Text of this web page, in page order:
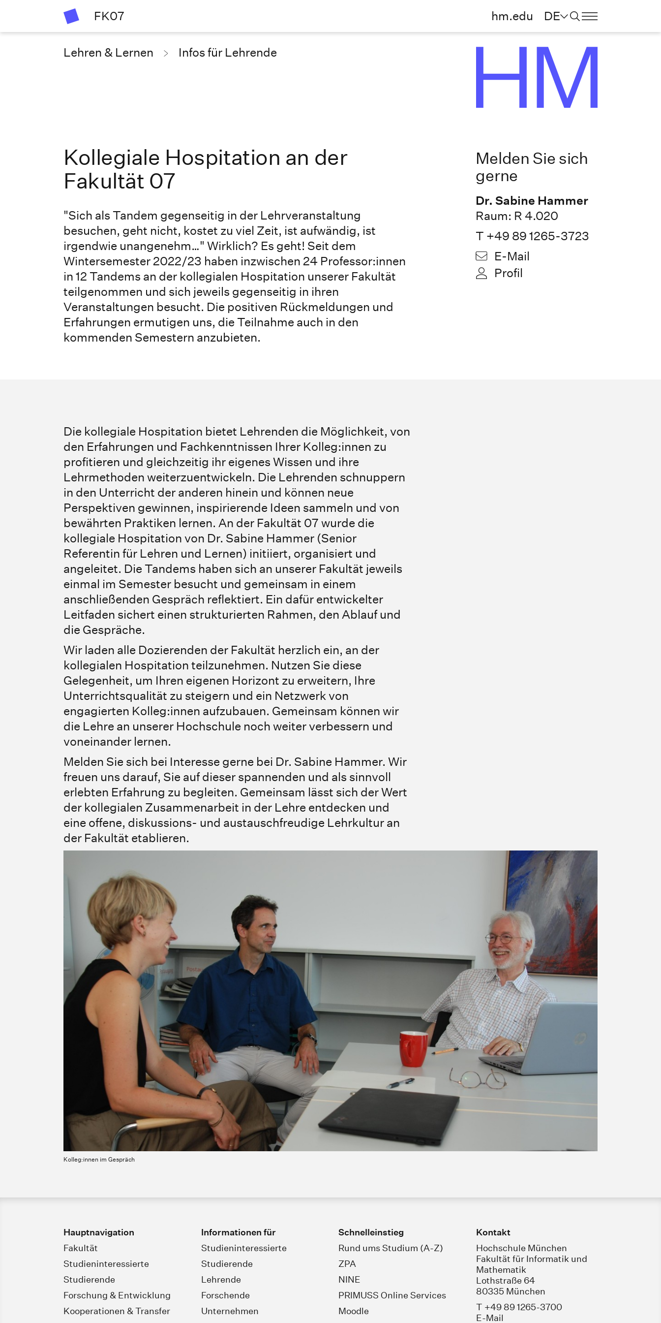
FK07 hm.edu DE
Lehren & Lernen Infos für Lehrende
Kollegiale Hospitation an der
Fakultät 07
"Sich als Tandem gegenseitig in der Lehrveranstaltung
besuchen, geht nicht, kostet zu viel Zeit, ist aufwändig, ist
irgendwie unangenehm…" Wirklich? Es geht! Seit dem
Wintersemester 2022/23 haben inzwischen 24 Professor:innen
in 12 Tandems an der kollegialen Hospitation unserer Fakultät
teilgenommen und sich jeweils gegenseitig in ihren
Veranstaltungen besucht. Die positiven Rückmeldungen und
Erfahrungen ermutigen uns, die Teilnahme auch in den
kommenden Semestern anzubieten.
Melden Sie sich
gerne
Dr. Sabine Hammer
Raum: R 4.020
T +49 89 1265-3723
E-Mail
Profil
Kolleg:innen im Gespräch
Die kollegiale Hospitation bietet Lehrenden die Möglichkeit, von
den Erfahrungen und Fachkenntnissen Ihrer Kolleg:innen zu
profitieren und gleichzeitig ihr eigenes Wissen und ihre
Lehrmethoden weiterzuentwickeln. Die Lehrenden schnuppern
in den Unterricht der anderen hinein und können neue
Perspektiven gewinnen, inspirierende Ideen sammeln und von
bewährten Praktiken lernen. An der Fakultät 07 wurde die
kollegiale Hospitation von Dr. Sabine Hammer (Senior
Referentin für Lehren und Lernen) initiiert, organisiert und
angeleitet. Die Tandems haben sich an unserer Fakultät jeweils
einmal im Semester besucht und gemeinsam in einem
anschließenden Gespräch reflektiert. Ein dafür entwickelter
Leitfaden sichert einen strukturierten Rahmen, den Ablauf und
die Gespräche.
Wir laden alle Dozierenden der Fakultät herzlich ein, an der
kollegialen Hospitation teilzunehmen. Nutzen Sie diese
Gelegenheit, um Ihren eigenen Horizont zu erweitern, Ihre
Unterrichtsqualität zu steigern und ein Netzwerk von
engagierten Kolleg:innen aufzubauen. Gemeinsam können wir
die Lehre an unserer Hochschule noch weiter verbessern und
voneinander lernen.
Melden Sie sich bei Interesse gerne bei Dr. Sabine Hammer. Wir
freuen uns darauf, Sie auf dieser spannenden und als sinnvoll
erlebten Erfahrung zu begleiten. Gemeinsam lässt sich der Wert
der kollegialen Zusammenarbeit in der Lehre entdecken und
eine offene, diskussions- und austauschfreudige Lehrkultur an
der Fakultät etablieren.
Hauptnavigation
Fakultät
Studieninteressierte
Studierende
Forschung & Entwicklung
Kooperationen & Transfer
Informationen für
Studieninteressierte
Studierende
Lehrende
Forschende
Unternehmen
Schnelleinstieg
Rund ums Studium (A-Z)
ZPA
NINE
PRIMUSS Online Services
Moodle
Kontakt
Hochschule München
Fakultät für Informatik und
Mathematik
Lothstraße 64
80335 München
T +49 89 1265-3700
E-Mail